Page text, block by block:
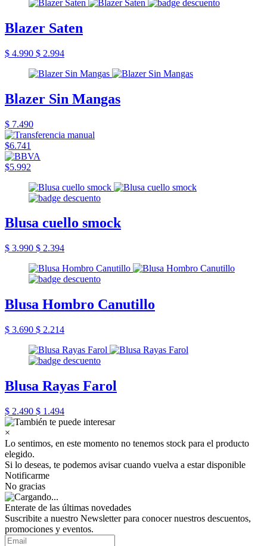
Blazer Saten
$ 4.990 $ 2.994
Blazer Sin Mangas
$ 7.490
$6.741
$5.992
Blusa cuello smock
$ 3.990 $ 2.394
Blusa Hombro Canutillo
$ 3.690 $ 2.214
Blusa Rayas Farol
$ 2.490 $ 1.494
×
Lo sentimos, en este momento no tenemos stock para el producto
elegido.
Si lo deseas, te podemos avisar cuando vuelva a estar disponible
Notificarme
No gracias
Enterate de las últimas novedades
Suscribite a nuestro Newsletter para conocer nuestros descuentos,
promociones y eventos.